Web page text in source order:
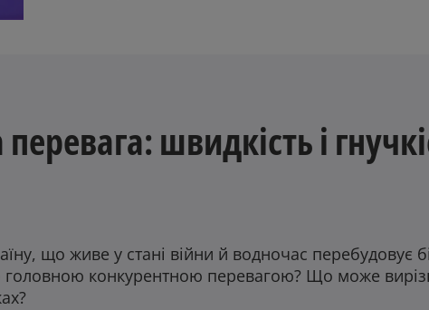
швидкість і
що живе у стані війни й водночас перебудовує
конкурентною перевагою? Що може